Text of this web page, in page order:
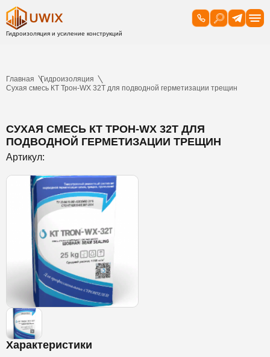
Главная
Гидроизоляция
Сухая смесь КТ Трон-WX 32T для подводной герметизации трещин
СУХАЯ СМЕСЬ КТ ТРОН-WX 32T ДЛЯ
ПОДВОДНОЙ ГЕРМЕТИЗАЦИИ ТРЕЩИН
Артикул:
Характеристики